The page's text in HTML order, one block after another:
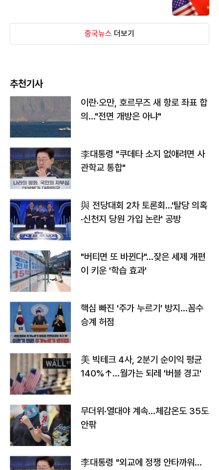
중국뉴스 더보기
추천기사
이란·오만, 호르무즈 새 항로 좌표 합
의…"전면 개방은 아냐"
李대통령 "쿠데타 소지 없애려면 사
관학교 통합"
與 전당대회 2차 토론회…'탈당 의혹
·신천지 당원 가입 논란' 공방
"버티면 또 바뀐다"…잦은 세제 개편
이 키운 '학습 효과'
핵심 빠진 '주가 누르기' 방지…꼼수
승계 허점
美 빅테크 4사, 2분기 순이익 평균
140%↑…월가는 되레 '버블 경고'
무더위·열대야 계속…체감온도 35도
안팎
李대통령 "외교에 정쟁 안타까워…